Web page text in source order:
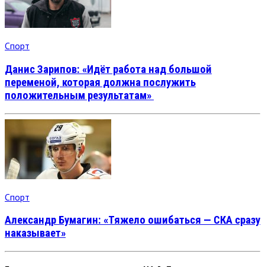
Спорт
Данис Зарипов: «Идёт работа над большой
переменой, которая должна послужить
положительным результатам»
Спорт
Александр Бумагин: «Тяжело ошибаться — СКА сразу
наказывает»